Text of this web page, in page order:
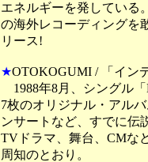
エネルギーを発している
の海外レコーディングを
リース!
★OTOKOGUMI / 「イン
1988年8月、シングル
7枚のオリジナル・アル
ンサートなど、すでに伝
TVドラマ、舞台、CMな
周知のとおり。